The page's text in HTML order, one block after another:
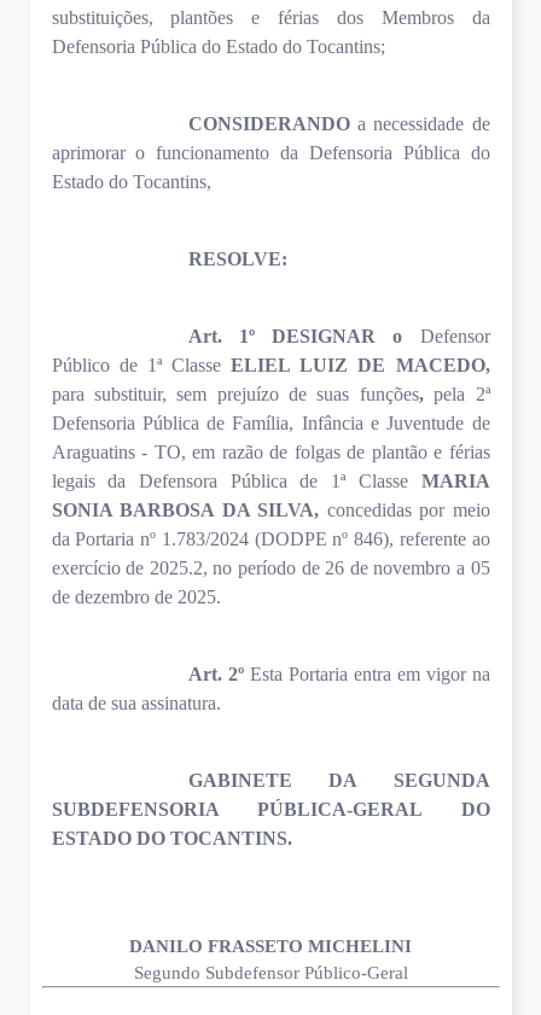
substituições, plantões e férias dos Membros da
Defensoria Pública do Estado do Tocantins;
CONSIDERANDOa necessidade de
aprimorar o funcionamento da Defensoria Pública do
Estado do Tocantins,
RESOLVE:
Art. 1º DESIGNAR o Defensor
Público de 1ª ClasseELIEL LUIZ DE MACEDO,
para substituir, sem prejuízo de suas funções,pela 2ª
Defensoria Pública de Família, Infância e Juventude de
Araguatins - TO, em razão de folgas de plantão e férias
legais da Defensora Pública de 1ª Classe MARIA
SONIA BARBOSA DA SILVA, concedidas por meio
da Portaria nº 1.783/2024 (DODPE nº 846), referente ao
exercício de 2025.2, no período de 26 de novembro a 05
de dezembro de 2025.
Art. 2ºEsta Portaria entra em vigor na
data de sua assinatura.
GABINETE DA SEGUNDA
SUBDEFENSORIA PÚBLICA-GERAL DO
ESTADO DO TOCANTINS.
DANILO FRASSETO MICHELINI
Segundo Subdefensor Público-Geral